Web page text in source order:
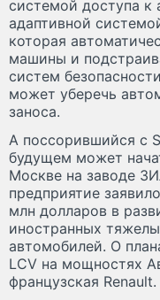
системой доступа к
адаптивной
которая
машины и
систем
может уберечь
заноса.
А поссорившийся с
будущем может
Москве на заводе
предприятие
млн долларов в
иностранных
автомобилей. О
LCV на мощностях
французская Renault.